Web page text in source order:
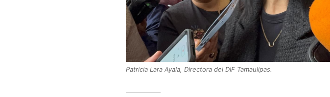
Patricia Lara Ayala, Directora del DIF Tamaulipas.